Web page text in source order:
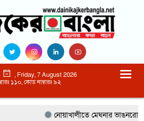
, Friday, 7 August 2026
১১০, কোড নাম্বারঃ ৯২
নোয়াখালীতে মেঘনার ভাঙনরোধে